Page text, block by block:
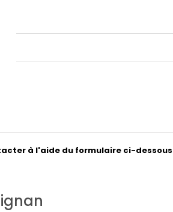
à l'aide du formulaire ci-dessous